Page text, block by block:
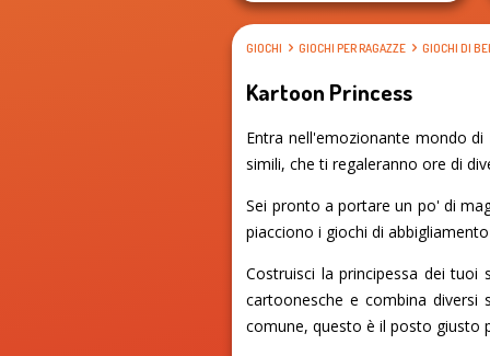
GIOCHI GIOCHI PER RAGAZZE GIOCHI DI
Kartoon Princess
Entra nell'emozionante mondo
simili, che ti regaleranno ore di
Sei pronto a portare un po' di
piacciono i giochi di
Costruisci la principessa dei
cartoonesche e combina
comune, questo è il posto giusto